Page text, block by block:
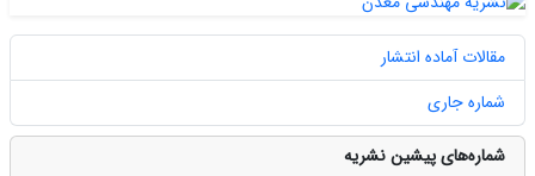
مقالات آماده انتشار
شماره جاری
شماره‌های پیشین نشریه